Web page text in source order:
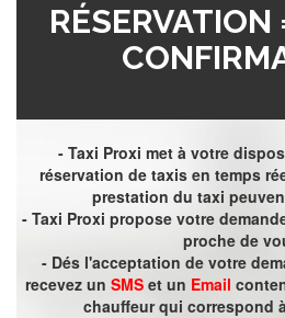
RÉSERVATION
- Taxi Proxi met à votre
réservation de taxis en temps
prestation du taxi
- Taxi Proxi propose votre
proche de
- Dés l'acceptation de votre
recevez un SMSet un Email
chauffeur qui correspond